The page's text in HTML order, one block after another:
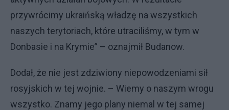
przywrócimy ukraińską władzę na wszystkich
naszych terytoriach, które utraciliśmy, w tym w
Donbasie i na Krymie” – oznajmił Budanow.
Dodał, że nie jest zdziwiony niepowodzeniami sił
rosyjskich w tej wojnie. – Wiemy o naszym wrogu
wszystko. Znamy jego plany niemal w tej samej